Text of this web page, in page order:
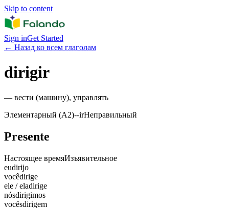
Skip to content
Sign inGet Started
← Назад ко всем глаголам
dirigir
— вести (машину), управлять
Элементарный (A2)--irНеправильный
Presente
Настоящее времяИзъявительное
eudirijo
vocêdirige
ele / eladirige
nósdirigimos
vocêsdirigem